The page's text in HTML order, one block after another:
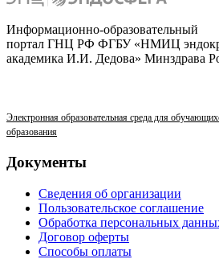
Информационно-образовательный
портал ГНЦ РФ ФГБУ «НМИЦ
академика И.И. Дедова» Минздрава
Электронная образовательная среда для
образования
Документы
Сведения об организации
Пользовательское соглашение
Обработка персональных
Договор оферты
Способы оплаты